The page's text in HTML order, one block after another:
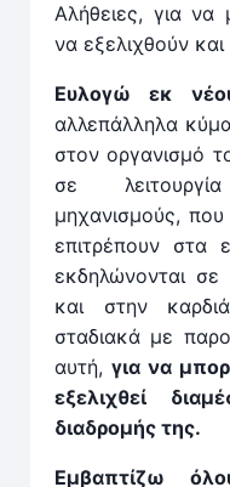
Αλήθειες, για να
να εξελιχθούν
Ευλογώ εκ
αλλεπάλληλα
στον οργανισμό
σε
μηχανισμούς, που
επιτρέπουν στα
εκδηλώνονται
και στην
σταδιακά με
αυτή,για να
εξελιχθεί
διαδρομής της.
Εμβαπτίζω